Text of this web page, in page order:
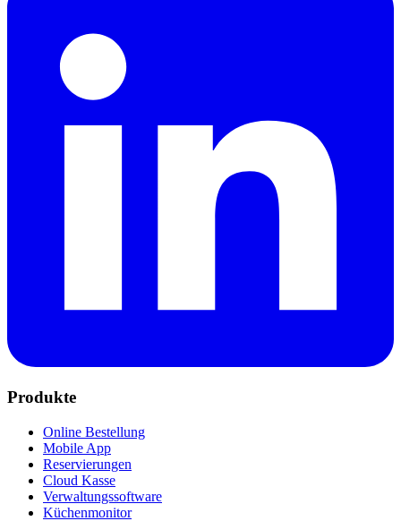
Produkte
Online Bestellung
Mobile App
Reservierungen
Cloud Kasse
Verwaltungssoftware
Küchenmonitor